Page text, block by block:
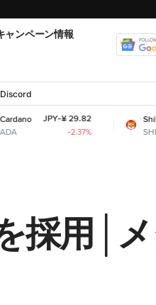
ャンペーン情報
Discord
¥ 29.82
-2.37%
Shiba Inu
SHIB
JPY-
採用│